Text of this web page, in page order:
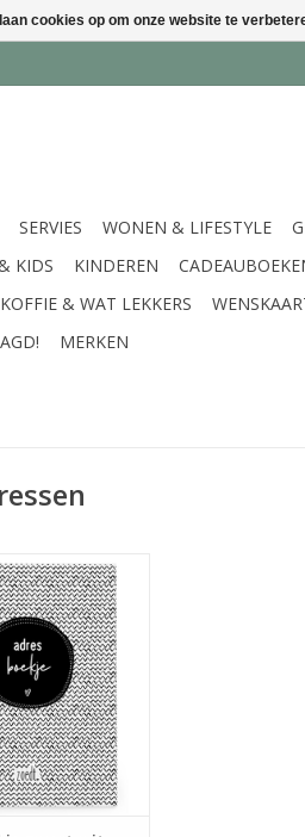
SERVIES WONEN & LIFESTYLE
KIDS
KINDEREN
& WAT LEKKERS
MERKEN
adresboekje met
je alle belangrijke
het boekje is
Het boekje
mooi zwart wit
patroon.
WINKELWAGEN
cookies op om onze website te